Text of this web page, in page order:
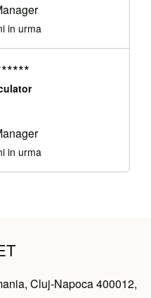
in urma
in urma
Cluj-Napoca 400012,